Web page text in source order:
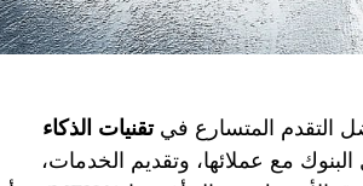
التقدم المتسارع فيتقنيات الذكاء
مع عملائها، وتقديم الخدمات،